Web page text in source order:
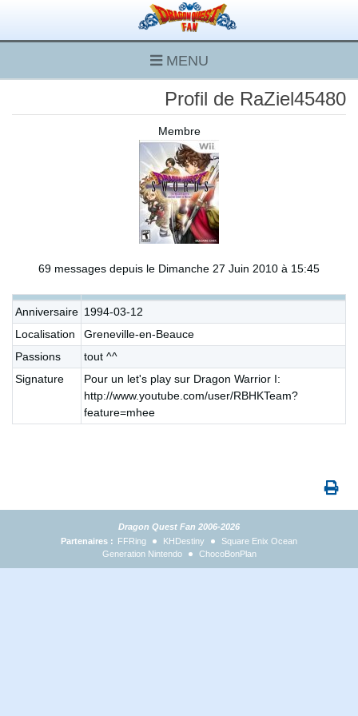
MENU
Profil de RaZiel45480
Membre
69 messages depuis le Dimanche 27 Juin 2010 à 15:45
Anniversaire 1994-03-12
Localisation
Greneville-en-Beauce
Passions
tout ^^
Signature
Pour un let's play sur Dragon Warrior I:
http://www.youtube.com/user/RBHKTeam?
feature=mhee
Dragon Quest Fan 2006-2026
Partenaires : FFRing KHDestiny
Square Enix Ocean
Generation Nintendo
ChocoBonPlan